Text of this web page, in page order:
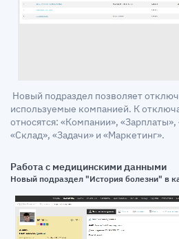
Новый подраздел позволяет
используемые компанией. К
относятся: «Компании»,
«Склад», «Задачи» и «Маркетинг».
Работа с медицинскими данными
Новый подраздел "История болезни" в